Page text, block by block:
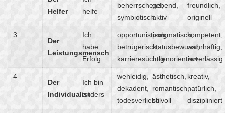
Helfer
helfe
beherrschend,
symbiotisch
gebend,
aktiv
freundlich,
originell
3
Der
Leistungsmensch
Ich
habe
Erfolg
opportunistisch,
betrügerisch,
karrieresüchtig
pragmatisch,
statusbewusst,
rollenorientiert
kompetent,
wahrhaftig,
zuverlässig
4
Der
Individualist
Ich bin
anders
wehleidig,
dekadent,
todesverliebt
ästhetisch,
romantisch,
stilvoll
kreativ,
natürlich,
diszipliniert